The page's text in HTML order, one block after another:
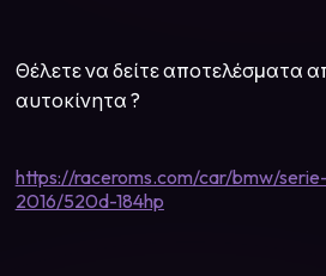
Θέλετε να δείτε αποτελέσματα
αυτοκίνητα ?
https://raceroms.com/car/bmw/
2016/520d-184hp